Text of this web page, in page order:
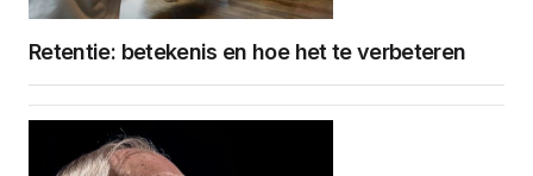
Retentie: betekenis en hoe het te verbeteren